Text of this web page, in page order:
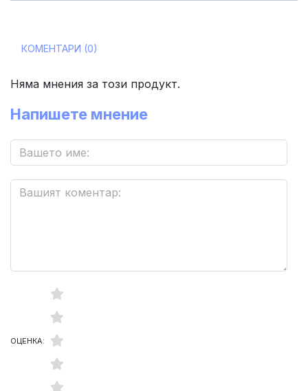
КОМЕНТАРИ (0)
Няма мнения за този продукт.
Напишете мнение
ОЦЕНКА: